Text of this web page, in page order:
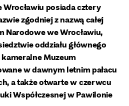
posiada cztery
zgodniej z nazwą całej
Narodowe we Wrocławiu,
oddziału głównego
kameralne Muzeum
w dawnym letnim pałacu
a także otwarte w czerwcu
Współczesnej w Pawilonie